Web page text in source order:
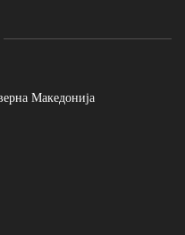
Македонија